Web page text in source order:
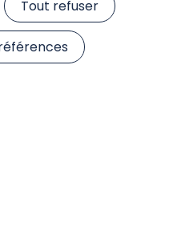
Tout refuser